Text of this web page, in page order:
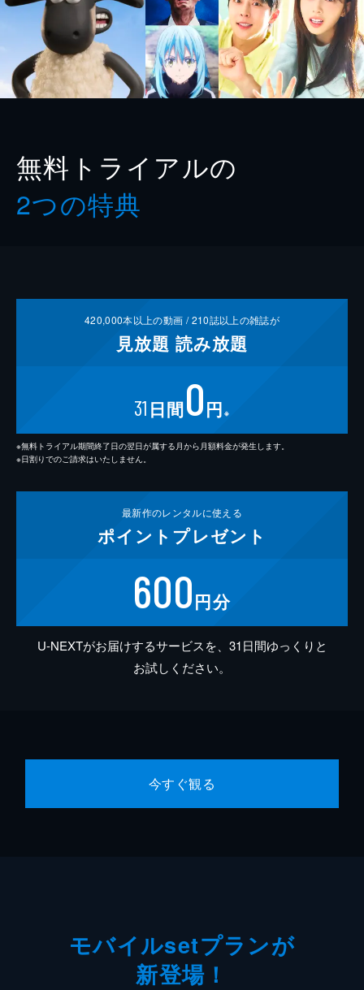
無料トライアルの
2つの特典
420,000本以上の動画 /210誌以上の雑誌が
見放題 読み放題
31 日間0円 ※
※無料トライアル期間終了日の翌日が属する月から月額料金が発生します。
※日割りでのご請求はいたしません。
最新作のレンタルに使える
ポイント プレゼント
600円分
U-NEXTがお届けするサービスを、31日間ゆっくりと
お試しください。
今すぐ観る
モバイルsetプランが
新登場！